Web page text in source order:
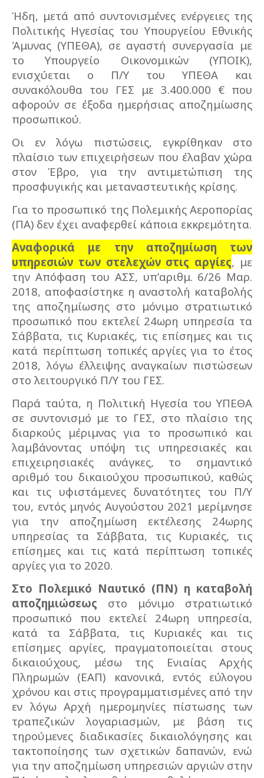
Ήδη, μετά από συντονισμένες ενέργειες της
Πολιτικής Ηγεσίας του Υπουργείου Εθνικής
Άμυνας (ΥΠΕΘΑ), σε αγαστή συνεργασία με
το Υπουργείο Οικονομικών (ΥΠΟΙΚ),
ενισχύεται ο Π/Υ του ΥΠΕΘΑ και
συνακόλουθα του ΓΕΣ με 3.400.000 € που
αφορούν σε έξοδα ημερήσιας αποζημίωσης
προσωπικού.
Οι εν λόγω πιστώσεις, εγκρίθηκαν στο
πλαίσιο των επιχειρήσεων που έλαβαν χώρα
στον Έβρο, για την αντιμετώπιση της
προσφυγικής και μεταναστευτικής κρίσης.
Για το προσωπικό της Πολεμικής Αεροπορίας
(ΠΑ) δεν έχει αναφερθεί κάποια εκκρεμότητα.
Αναφορικά με την αποζημίωση των
υπηρεσιών των στελεχών στις αργίες, με
την Απόφαση του ΑΣΣ, υπ’αριθμ. 6/26 Μαρ.
2018, αποφασίστηκε η αναστολή καταβολής
της αποζημίωσης στο μόνιμο στρατιωτικό
προσωπικό που εκτελεί 24ωρη υπηρεσία τα
Σάββατα, τις Κυριακές, τις επίσημες και τις
κατά περίπτωση τοπικές αργίες για το έτος
2018, λόγω έλλειψης αναγκαίων πιστώσεων
στο λειτουργικό Π/Υ του ΓΕΣ.
Παρά ταύτα, η Πολιτική Ηγεσία του ΥΠΕΘΑ
σε συντονισμό με το ΓΕΣ, στο πλαίσιο της
διαρκούς μέριμνας για το προσωπικό και
λαμβάνοντας υπόψη τις υπηρεσιακές και
επιχειρησιακές ανάγκες, το σημαντικό
αριθμό του δικαιούχου προσωπικού, καθώς
και τις υφιστάμενες δυνατότητες του Π/Υ
του, εντός μηνός Αυγούστου 2021 μερίμνησε
για την αποζημίωση εκτέλεσης 24ωρης
υπηρεσίας τα Σάββατα, τις Κυριακές, τις
επίσημες και τις κατά περίπτωση τοπικές
αργίες για το 2020.
Στο Πολεμικό Ναυτικό (ΠΝ) η καταβολή
αποζημιώσεως στο μόνιμο στρατιωτικό
προσωπικό που εκτελεί 24ωρη υπηρεσία,
κατά τα Σάββατα, τις Κυριακές και τις
επίσημες αργίες, πραγματοποιείται στους
δικαιούχους, μέσω της Ενιαίας Αρχής
Πληρωμών (ΕΑΠ) κανονικά, εντός εύλογου
χρόνου και στις προγραμματισμένες από την
εν λόγω Αρχή ημερομηνίες πίστωσης των
τραπεζικών λογαριασμών, με βάση τις
τηρούμενες διαδικασίες δικαιολόγησης και
τακτοποίησης των σχετικών δαπανών, ενώ
για την αποζημίωση υπηρεσιών αργιών στην